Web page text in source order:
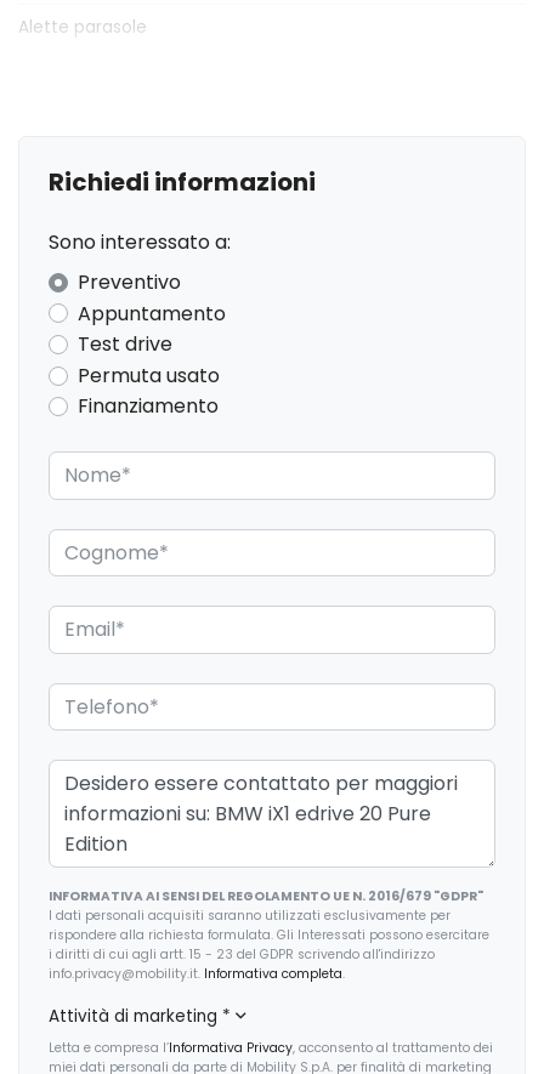
Alette parasole
Assistente al parcheggio
Barre portabagagli
Bracciolo anteriore
Caricabatteria
Chiavi e telecomandi
Cinture di sicurezza
Console centrale multifunzione
Differenziale autobloccante elettronico
Fari a led
Fari con accensione automatica
Fari con accensione automatica + sensore pioggia
Fari posteriori a led
Freno di stazionamento elettrico
Garanzie
Indicatore cambio marcia
Richiedi informazioni
Sono interessato a:
Preventivo
Appuntamento
Test drive
Permuta usato
Finanziamento
INFORMATIVA AI SENSI DEL REGOLAMENTO UE N. 2016/679 "GDPR"
I dati personali acquisiti saranno utilizzati esclusivamente per
rispondere alla richiesta formulata. Gli Interessati possono esercitare
i diritti di cui agli artt. 15 - 23 del GDPR scrivendo all'indirizzo
info.privacy@mobility.it. Informativa completa.
Attività di marketing *
Letta e compresa l’Informativa Privacy, acconsento al trattamento dei
miei dati personali da parte di Mobility S.p.A. per finalità di marketing